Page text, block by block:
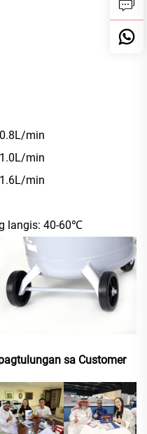
min
min
min
langis: 40-60℃
sa Customer